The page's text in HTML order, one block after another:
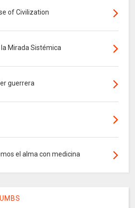
of Civilization
la Mirada Sistémica
guerrera
el alma con medicina